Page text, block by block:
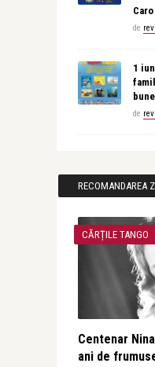
Caro
de
1
de
RECOMANDAREA
CĂRȚILE TANGO
Centenar
ani de